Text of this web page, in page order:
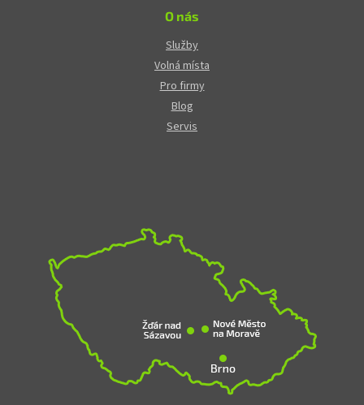
O nás
Služby
Volná místa
Pro firmy
Blog
Servis